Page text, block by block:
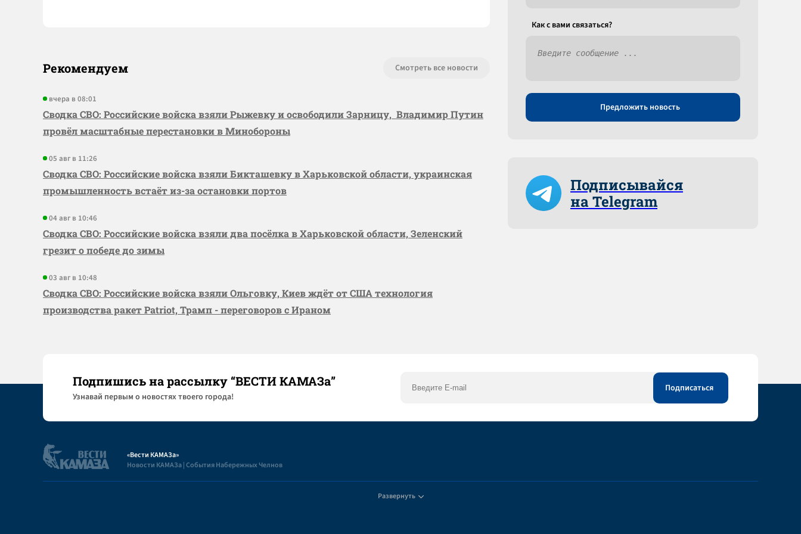
Рекомендуем Смотреть все новости
вчера в 08:01
Сводка СВО: Российские войска взяли Рыжевку и освободили Зарницу, Владимир Путин
провёл масштабные перестановки в Минобороны
05 авг в 11:26
Сводка СВО: Российские войска взяли Бикташевку в Харьковской области, украинская
промышленность встаёт из-за остановки портов
04 авг в 10:46
Сводка СВО: Российские войска взяли два посёлка в Харьковской области, Зеленский
грезит о победе до зимы
03 авг в 10:48
Сводка СВО: Российские войска взяли Ольговку, Киев ждёт от США технология
производства ракет Patriot, Трамп - переговоров с Ираном
Как c вами связаться?
Предложить новость
Подписывайся
на Telegram
Подпишись на рассылку “ВЕСТИ КАМАЗа”
Узнaвай первым о новостях твоего города!
«Вести КАМАЗа»
Новости КАМАЗа | События Набережных Челнов
Развернуть